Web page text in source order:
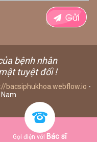
bacsiphukhoa.webflow.io -
bệnh nhân
tuyệt đối !
Gọi điện với Bác sĩ